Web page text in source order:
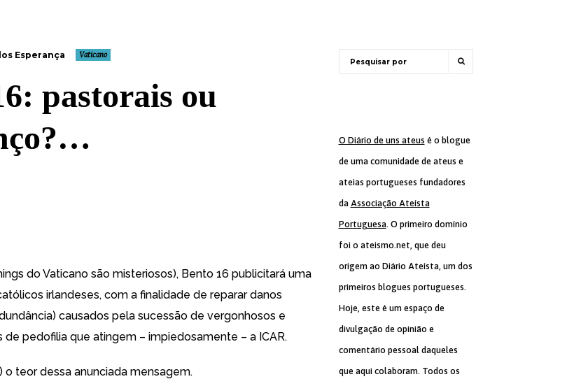
Esperança Vaticano
pastorais ou
do Vaticano são misteriosos), Bento 16 publicitará uma
irlandeses, com a finalidade de reparar danos
causados pela sucessão de vergonhosos e
de pedofilia que atingem – impiedosamente – a ICAR.
o teor dessa anunciada mensagem.
O Diário de uns ateus é o blogue
de uma comunidade de ateus e
ateias portugueses fundadores
da Associação Ateísta
Portuguesa. O primeiro domínio
foi o ateismo.net, que deu
origem ao Diário Ateísta, um dos
primeiros blogues portugueses.
Hoje, este é um espaço de
divulgação de opinião e
comentário pessoal daqueles
que aqui colaboram. Todos os